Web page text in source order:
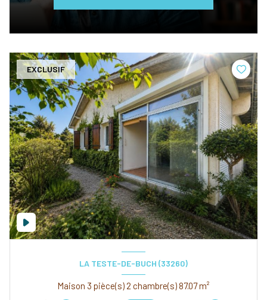
EXCLUSIF
LA TESTE-DE-BUCH (33260)
Maison 3 pièce(s) 2 chambre(s) 87.07 m²